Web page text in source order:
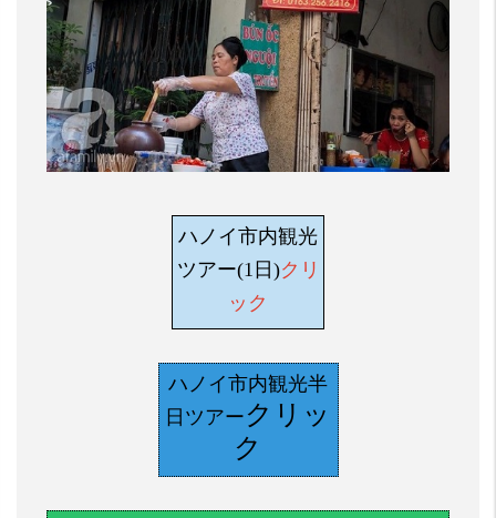
ハノイ市内観光
ツアー(1日)クリ
ック
ハノイ市内観光半
日ツアークリッ
ク